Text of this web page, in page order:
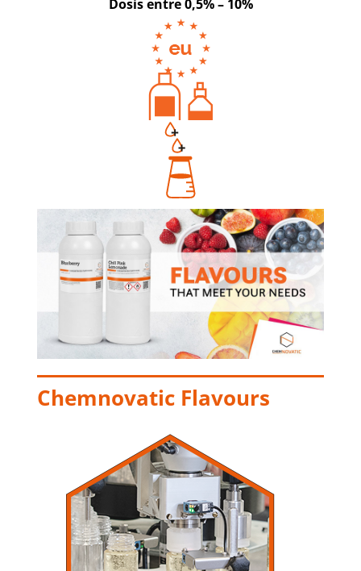
Dosis entre 0,5% – 10%
Chemnovatic Flavours